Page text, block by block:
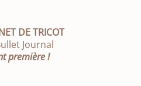
DE TRICOT
Journal
première !